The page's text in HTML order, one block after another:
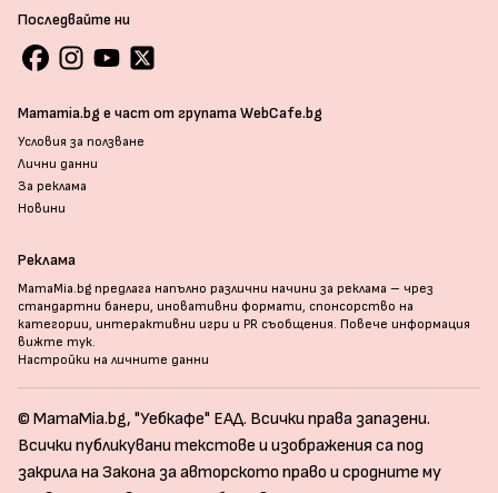
Последвайте ни
Mamamia.bg е част от групата WebCafe.bg
Условия за ползване
Лични данни
За реклама
Новини
Реклама
MamaMia.bg предлага напълно различни начини за реклама – чрез
стандартни банери, иновативни формати, спонсорство на
категории, интерактивни игри и PR съобщения. Повече информация
вижте тук.
Настройки на личните данни
© MamaMia.bg, "Уебкафе" ЕАД. Всички права запазени.
Всички публикувани текстове и изображения са под
закрила на Закона за авторското право и сродните му